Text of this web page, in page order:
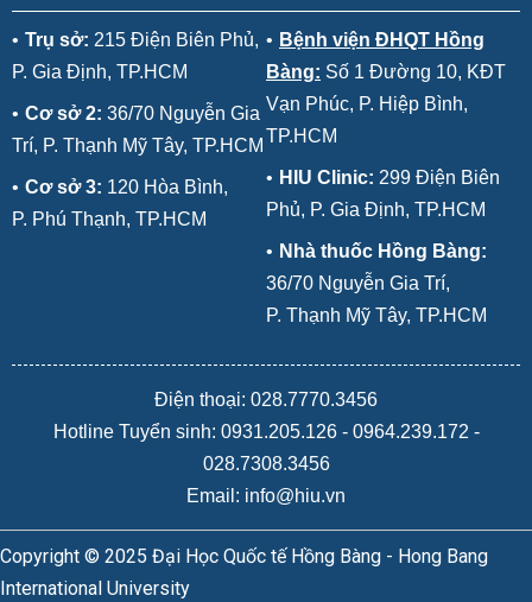
• Trụ sở: 215 Điện Biên Phủ,
P. Gia Định, TP.HCM
• Cơ sở 2: 36/70 Nguyễn Gia
Trí, P. Thạnh Mỹ Tây, TP.HCM
• Cơ sở 3: 120 Hòa Bình,
P. Phú Thạnh, TP.HCM
• Bệnh viện ĐHQT Hồng
Bàng: Số 1 Đường 10, KĐT
Vạn Phúc, P. Hiệp Bình,
TP.HCM
• HIU Clinic: 299 Điện Biên
Phủ, P. Gia Định, TP.HCM
• Nhà thuốc Hồng Bàng:
36/70 Nguyễn Gia Trí,
P. Thạnh Mỹ Tây, TP.HCM
Điện thoại: 028.7770.3456
Hotline Tuyển sinh: 0931.205.126- 0964.239.172 -
028.7308.3456
Email: info@hiu.vn
Copyright © 2025 Đại Học Quốc tế Hồng Bàng - Hong Bang
International University